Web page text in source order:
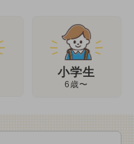
小学生
6歳〜